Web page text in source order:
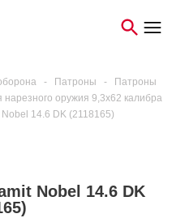
- Патроны -
Патроны
оружия 9,3х62 калибра
14.6 DK (2118165)
Nobel 14.6 DK